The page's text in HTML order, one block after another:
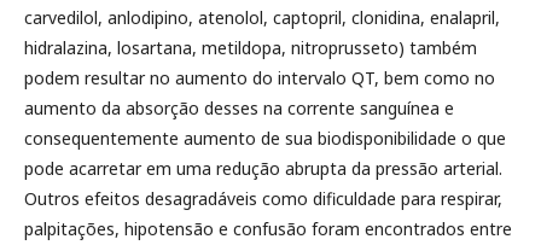
carvedilol, anlodipino, atenolol, captopril, clonidina, enalapril,
hidralazina, losartana, metildopa, nitroprusseto) também
podem resultar no aumento do intervalo QT, bem como no
aumento da absorção desses na corrente sanguínea e
consequentemente aumento de sua biodisponibilidade o que
pode acarretar em uma redução abrupta da pressão arterial.
Outros efeitos desagradáveis como dificuldade para respirar,
palpitações, hipotensão e confusão foram encontrados entre